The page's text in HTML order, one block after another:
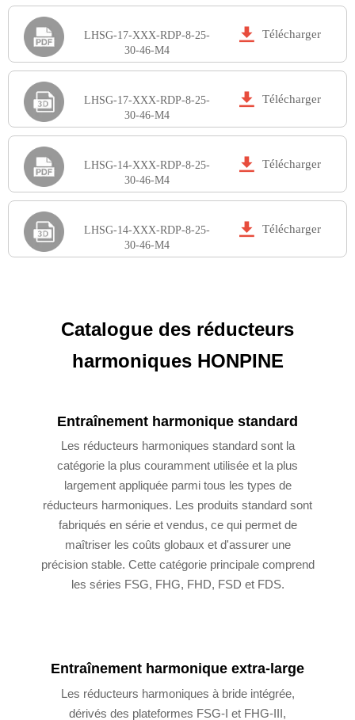
LHSG-17-XXX-RDP-8-25-
30-46-M4
 Télécharger
LHSG-17-XXX-RDP-8-25-
30-46-M4
 Télécharger
LHSG-14-XXX-RDP-8-25-
30-46-M4
 Télécharger
LHSG-14-XXX-RDP-8-25-
30-46-M4
 Télécharger
Catalogue des réducteurs
harmoniques HONPINE
Entraînement harmonique standard
Les réducteurs harmoniques standard sont la
catégorie la plus couramment utilisée et la plus
largement appliquée parmi tous les types de
réducteurs harmoniques. Les produits standard sont
fabriqués en série et vendus, ce qui permet de
maîtriser les coûts globaux et d'assurer une
précision stable. Cette catégorie principale comprend
les séries FSG, FHG, FHD, FSD et FDS.
Entraînement harmonique extra-large
Les réducteurs harmoniques à bride intégrée,
dérivés des plateformes FSG-I et FHG-III,